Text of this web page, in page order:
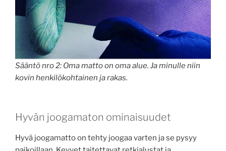
Sääntö nro 2: Oma matto on oma alue. Ja minulle niin
kovin henkilökohtainen ja rakas.
Hyvän joogamaton ominaisuudet
Hyvä joogamatto on tehty joogaa varten ja se pysyy